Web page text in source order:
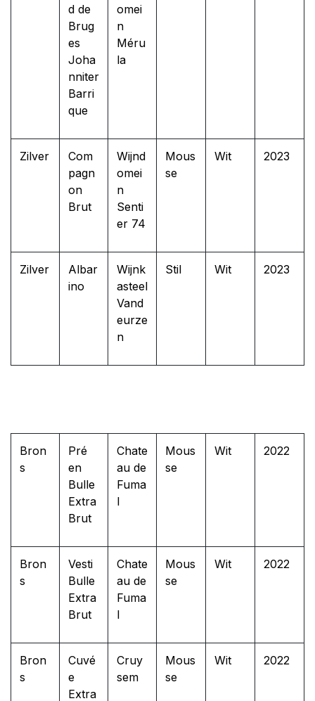
d de
Brug
es
Joha
nniter
Barri
que
omei
n
Méru
la
Zilver
Com
pagn
on
Brut
Wijnd
omei
n
Senti
er 74
Mous
se
Wit 2023
Zilver
Albar
ino
Wijnk
asteel
Vand
eurze
n
Stil Wit 2023
Bron
s
Pré
en
Bulle
Extra
Brut
Chate
au de
Fuma
l
Mous
se
Wit 2022
Bron
s
Vesti
Bulle
Extra
Brut
Chate
au de
Fuma
l
Mous
se
Wit 2022
Bron
s
Cuvé
e
Extra
Cruy
sem
Mous
se
Wit 2022